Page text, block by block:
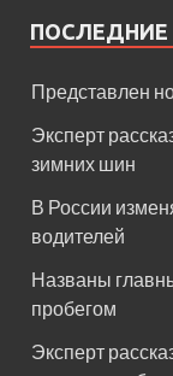
ПОСЛЕДНИЕ
Представлен
Эксперт
зимних шин
В России
водителей
Названы
пробегом
Эксперт